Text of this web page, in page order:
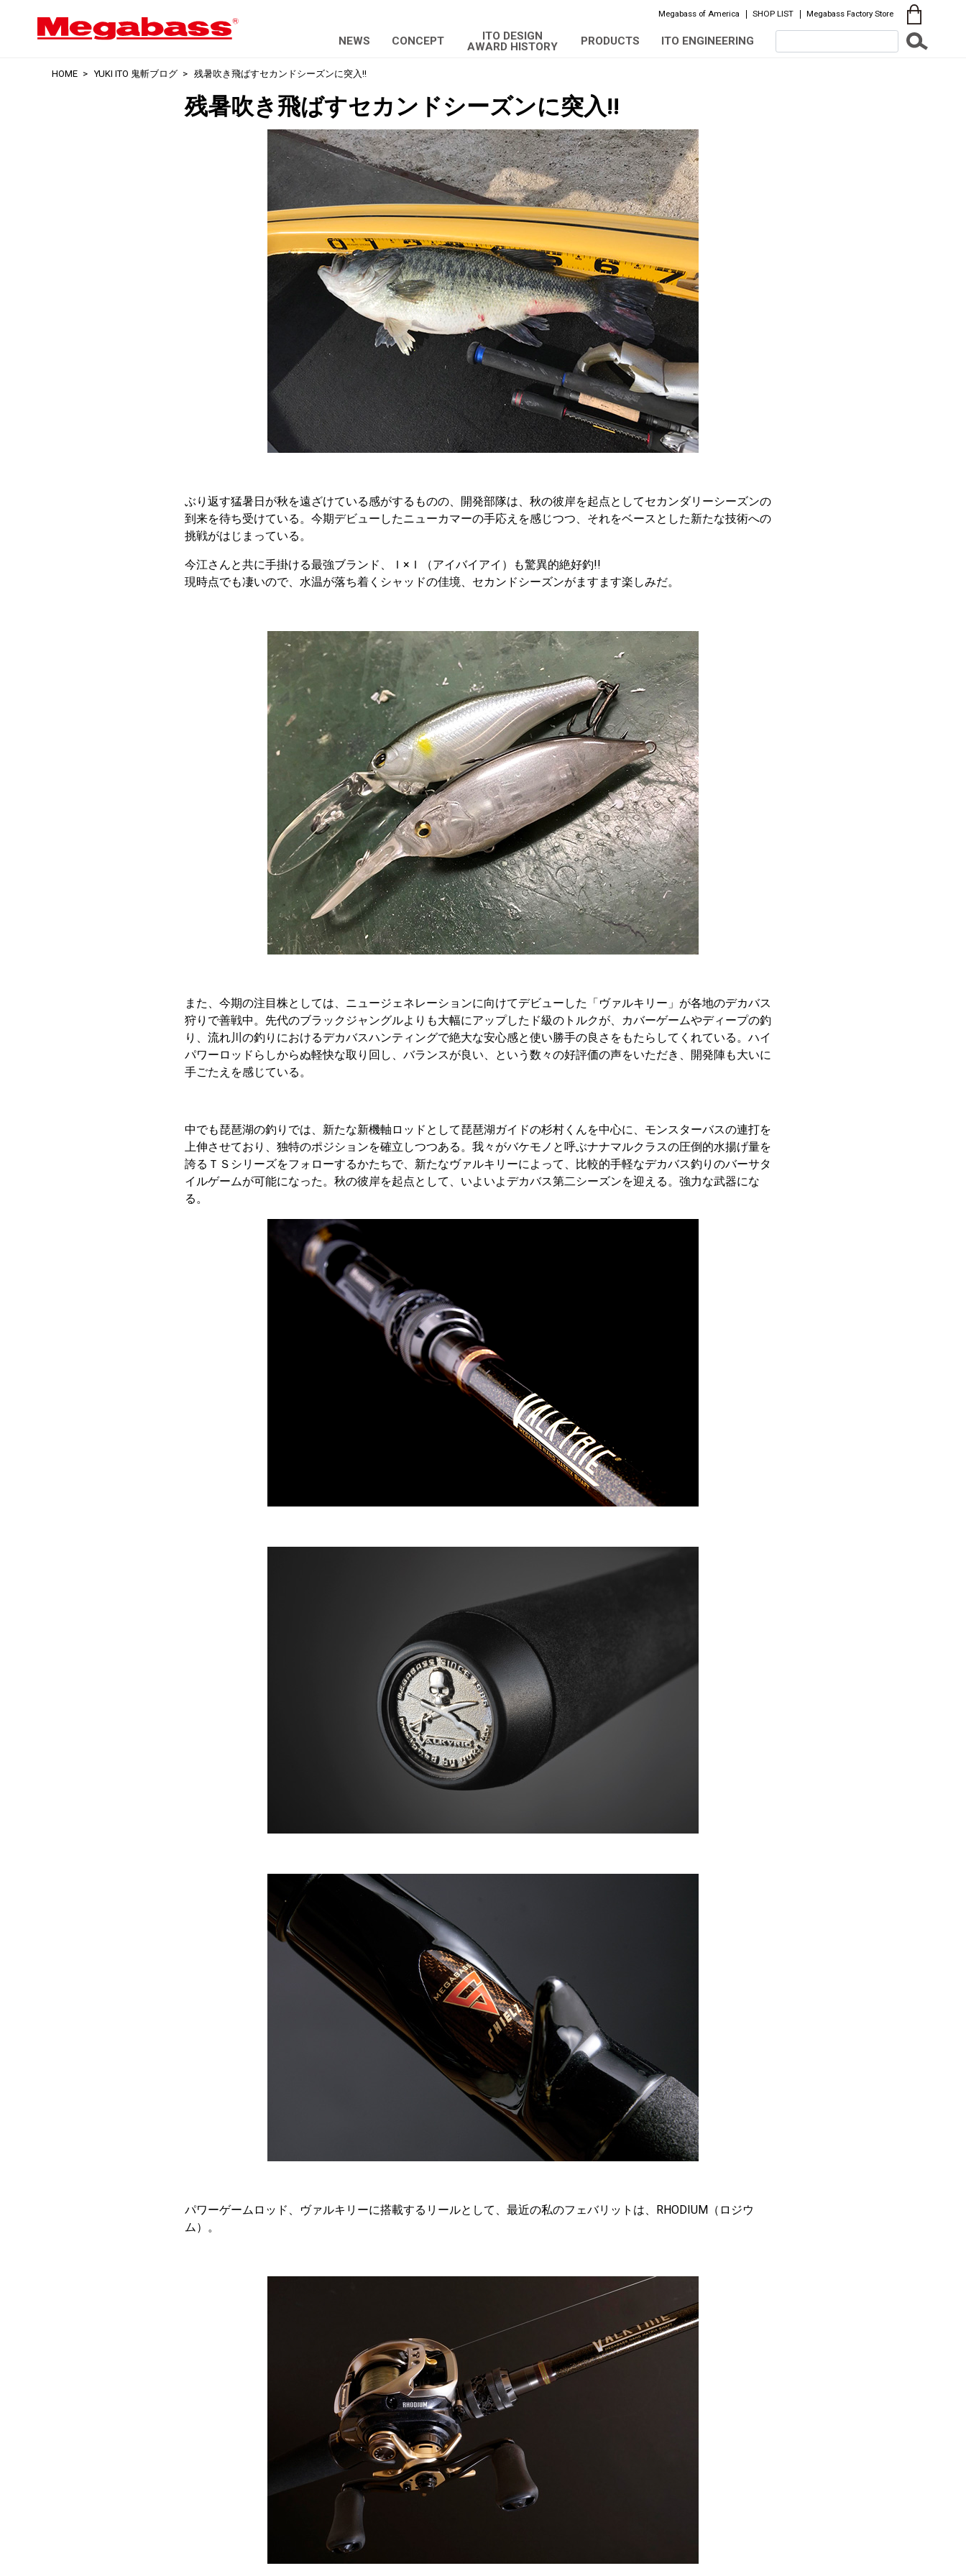
Megabass of America SHOP LIST Megabass Factory Store
NEWS CONCEPT
ITO DESIGN
AWARD HISTORY
PRODUCTS ITO ENGINEERING
HOME YUKI ITO 鬼斬ブログ 残暑吹き飛ばすセカンドシーズンに突入!!
残暑吹き飛ばすセカンドシーズンに突入!!
ぶり返す猛暑日が秋を遠ざけている感がするものの、開発部隊は、秋の彼岸を起点としてセカンダリーシーズンの
到来を待ち受けている。今期デビューしたニューカマーの手応えを感じつつ、それをベースとした新たな技術への
挑戦がはじまっている。
今江さんと共に手掛ける最強ブランド、Ｉ×Ｉ（アイバイアイ）も驚異的絶好釣!!
現時点でも凄いので、水温が落ち着くシャッドの佳境、セカンドシーズンがますます楽しみだ。
また、今期の注目株としては、ニュージェネレーションに向けてデビューした「ヴァルキリー」が各地のデカバス
狩りで善戦中。先代のブラックジャングルよりも大幅にアップしたド級のトルクが、カバーゲームやディープの釣
り、流れ川の釣りにおけるデカバスハンティングで絶大な安心感と使い勝手の良さをもたらしてくれている。ハイ
パワーロッドらしからぬ軽快な取り回し、バランスが良い、という数々の好評価の声をいただき、開発陣も大いに
手ごたえを感じている。
中でも琵琶湖の釣りでは、新たな新機軸ロッドとして琵琶湖ガイドの杉村くんを中心に、モンスターバスの連打を
上伸させており、独特のポジションを確立しつつある。我々がバケモノと呼ぶナナマルクラスの圧倒的水揚げ量を
誇るＴＳシリーズをフォローするかたちで、新たなヴァルキリーによって、比較的手軽なデカバス釣りのバーサタ
イルゲームが可能になった。秋の彼岸を起点として、いよいよデカバス第二シーズンを迎える。強力な武器にな
る。
パワーゲームロッド、ヴァルキリーに搭載するリールとして、最近の私のフェバリットは、RHODIUM（ロジウ
ム）。